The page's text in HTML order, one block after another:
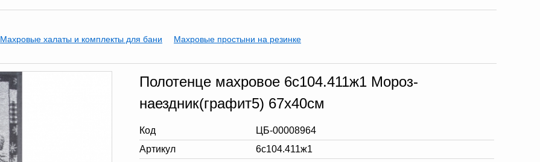
Махровые халаты и комплекты для бани Махровые простыни на резинке
Полотенце махровое 6с104.411ж1 Мороз-
наездник(графит5) 67х40см
Код
ЦБ-00008964
Артикул
6с104.411ж1